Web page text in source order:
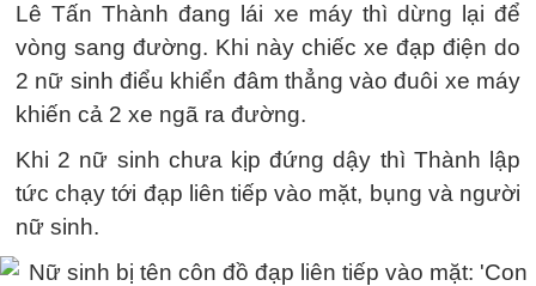
Lê Tấn Thành đang lái xe máy thì dừng lại để
vòng sang đường. Khi này chiếc xe đạp điện do
2 nữ sinh điểu khiển đâm thẳng vào đuôi xe máy
khiến cả 2 xe ngã ra đường.
Khi 2 nữ sinh chưa kịp đứng dậy thì Thành lập
tức chạy tới đạp liên tiếp vào mặt, bụng và người
nữ sinh.